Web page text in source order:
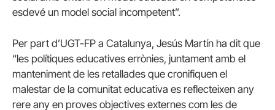
esdevé un model social incompetent”.
Per part d’UGT-FP a Catalunya, Jesús Martín ha dit que
“les polítiques educatives errònies, juntament amb el
manteniment de les retallades que cronifiquen el
malestar de la comunitat educativa es reflecteixen any
rere any en proves objectives externes com les de